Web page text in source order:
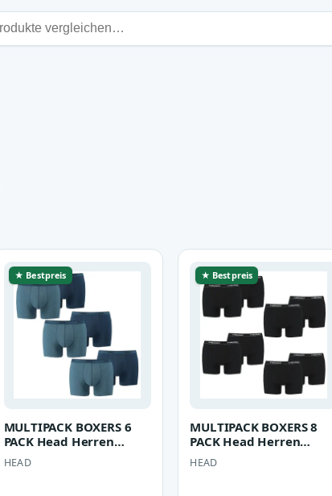
★ Bestpreis
MULTIPACK BOXERS 6
PACK Head Herren
Boxer Boxershorts Basic
Pant 89100…
HEAD
★ Bestpreis
MULTIPACK BOXERS 8
PACK Head Herren
Boxer Boxershorts Basic
Pant Unter…
HEAD